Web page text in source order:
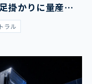
掛かりに量産拡
ラル